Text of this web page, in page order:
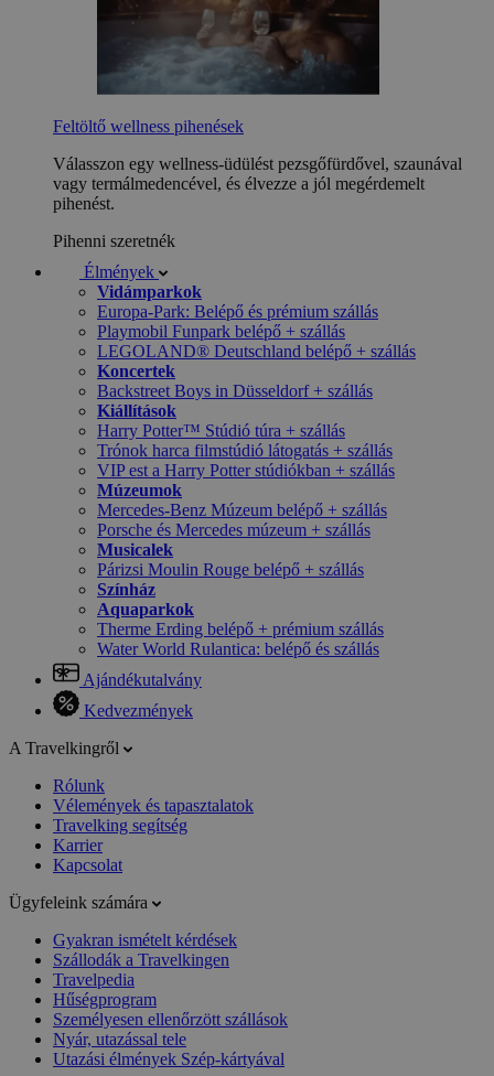
Feltöltő wellness pihenések
Válasszon egy wellness-üdülést pezsgőfürdővel, szaunával
vagy termálmedencével, és élvezze a jól megérdemelt
pihenést.
Pihenni szeretnék
Élmények
Vidámparkok
Europa-Park: Belépő és prémium szállás
Playmobil Funpark belépő + szállás
LEGOLAND® Deutschland belépő + szállás
Koncertek
Backstreet Boys in Düsseldorf + szállás
Kiállítások
Harry Potter™ Stúdió túra + szállás
Trónok harca filmstúdió látogatás + szállás
VIP est a Harry Potter stúdiókban + szállás
Múzeumok
Mercedes-Benz Múzeum belépő + szállás
Porsche és Mercedes múzeum + szállás
Musicalek
Párizsi Moulin Rouge belépő + szállás
Színház
Aquaparkok
Therme Erding belépő + prémium szállás
Water World Rulantica: belépő és szállás
Ajándékutalvány
Kedvezmények
A Travelkingről
Rólunk
Vélemények és tapasztalatok
Travelking segítség
Karrier
Kapcsolat
Ügyfeleink számára
Gyakran ismételt kérdések
Szállodák a Travelkingen
Travelpedia
Hűségprogram
Személyesen ellenőrzött szállások
Nyár, utazással tele
Utazási élmények Szép-kártyával